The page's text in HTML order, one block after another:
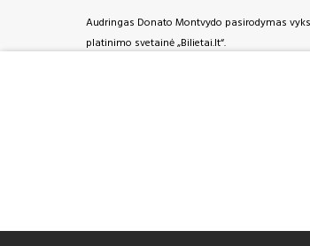
Audringas Donato Montvydo pasirodymas
platinimo svetainė „Bilietai.lt“.